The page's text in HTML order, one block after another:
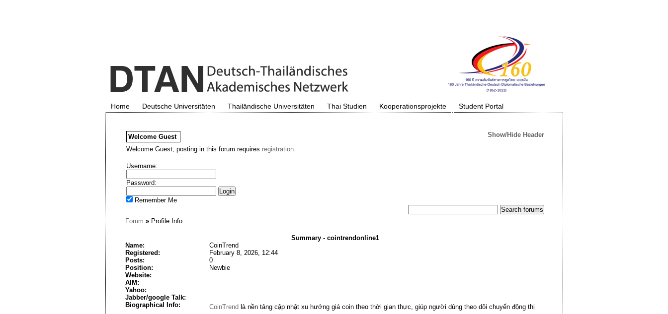
Home Deutsche Universitäten Thailändische Universitäten Thai Studien Kooperationsprojekte Student Portal
Welcome Guest
Show/Hide Header
Welcome Guest, posting in this forum requires registration.
Username:
Password:
Remember Me
Forum »Profile Info
Summary - cointrendonline1
Name:
CoinTrend
Registered:
February 8, 2026, 12:44
Posts:
0
Position:
Newbie
Website:
AIM:
Yahoo:
Jabber/google Talk:
Biographical Info:
CoinTrend là nền tảng cập nhật xu hướng giá coin theo thời gian thực, giúp người dùng theo dõi chuyển động thị